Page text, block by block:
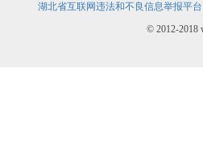
湖北省互联网违法和不良信息举报平台
© 2012-2018